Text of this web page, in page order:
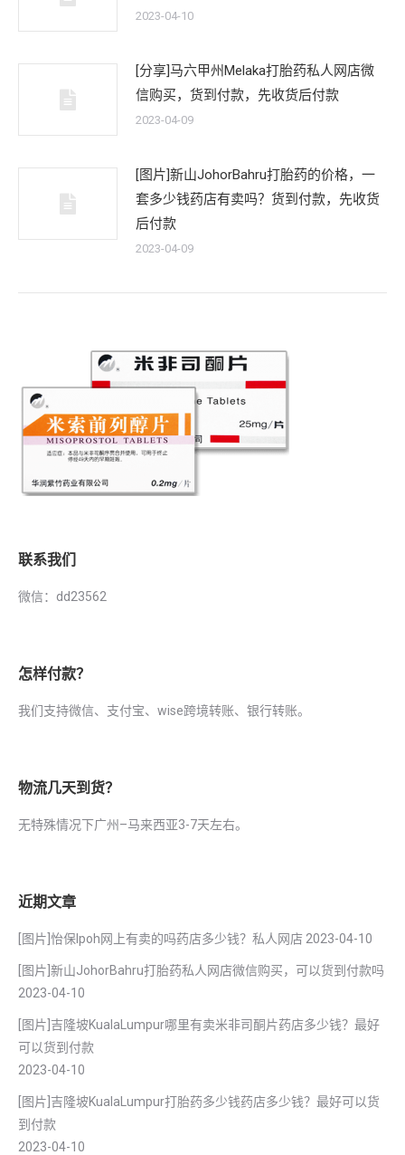
2023-04-10
[分享]马六甲州Melaka打胎药私人网店微
信购买，货到付款，先收货后付款
2023-04-09
[图片]新山JohorBahru打胎药的价格，一
套多少钱药店有卖吗？货到付款，先收货
后付款
2023-04-09
联系我们
微信：dd23562
怎样付款？
我们支持微信、支付宝、wise跨境转账、银行转账。
物流几天到货？
无特殊情况下广州–马来西亚3-7天左右。
近期文章
[图片]怡保lpoh网上有卖的吗药店多少钱？私人网店 2023-04-10
[图片]新山JohorBahru打胎药私人网店微信购买，可以货到付款吗
2023-04-10
[图片]吉隆坡KualaLumpur哪里有卖米非司酮片药店多少钱？最好
可以货到付款
2023-04-10
[图片]吉隆坡KualaLumpur打胎药多少钱药店多少钱？最好可以货
到付款
2023-04-10